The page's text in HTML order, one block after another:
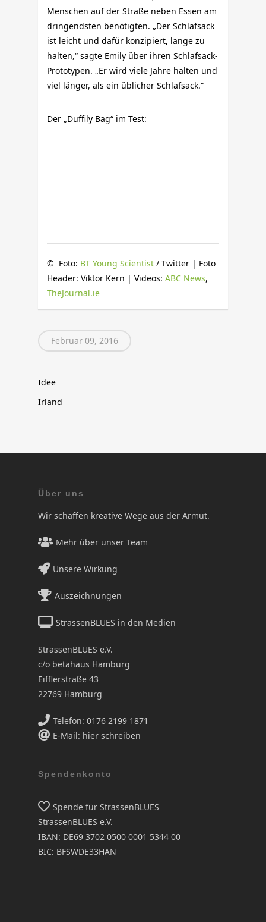
Menschen auf der Straße neben Essen am
dringendsten benötigten. „Der Schlafsack
ist leicht und dafür konzipiert, lange zu
halten,“ sagte Emily über ihren Schlafsack-
Prototypen. „Er wird viele Jahre halten und
viel länger, als ein üblicher Schlafsack.“
Der „Duffily Bag“ im Test:
© Foto: BT Young Scientist / Twitter | Foto
Header: Viktor Kern | Videos:ABC News,
TheJournal.ie
Februar 09, 2016
Idee
Irland
Über uns
Wir schaffen kreative Wege aus der Armut.
Mehr über unser Team
Unsere Wirkung
Auszeichnungen
StrassenBLUES in den Medien
StrassenBLUES e.V.
c/o betahaus Hamburg
Eifflerstraße 43
22769 Hamburg
Telefon: 0176 2199 1871
E-Mail: hier schreiben
Spendenkonto
Spende für StrassenBLUES
StrassenBLUES e.V.
IBAN: DE69 3702 0500 0001 5344 00
BIC: BFSWDE33HAN